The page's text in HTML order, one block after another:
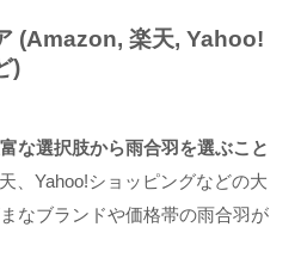
(Amazon, 楽天, Yahoo!
)
な選択肢から雨合羽を選ぶこと
、Yahoo!ショッピングなどの大
なブランドや価格帯の雨合羽が